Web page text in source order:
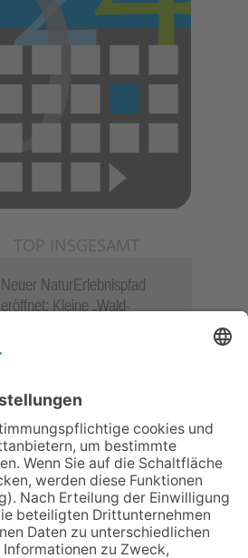
TOP INSGESAMT
Neuer NaturErlebnispfad
eröffnet: Kleine „Wald-
die Zukunft der Stadt
Königstein
Gewinnspiel zum Start ins
Schuljahr
„Rock auf der Burg“ lässt
Königstein beben
„Freundschaft, das ist wie
Heimat“ – Lions-Präsident